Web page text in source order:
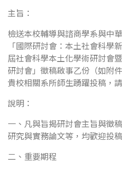
主旨：
檢送本校輔導與諮商學系與中
「國際研討會：本土社會科學
屆社會科學本土化學術研討會
研討會」徵稿啟事乙份（如附
貴校相關系所師生踴躍投稿，
說明：
一、凡與旨揭研討會主旨與徵
研究與實務論文等，均歡迎投
二、重要期程